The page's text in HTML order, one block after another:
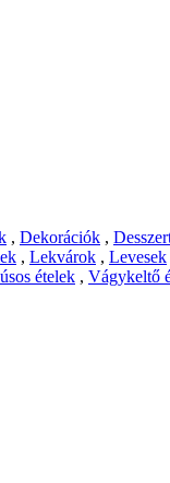
, Dekorációk ,
, Lekvárok , Levesek
ételek , Vágykeltő